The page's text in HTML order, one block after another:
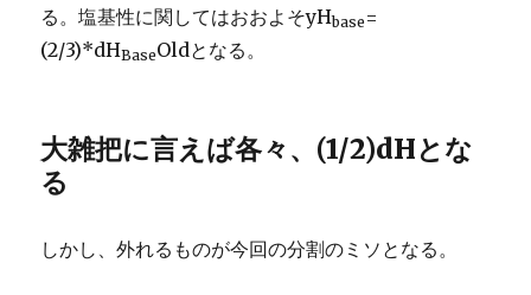
る。塩基性に関してはおおよそyHbase =
(2/3)*dHBaseOldとなる。
大雑把に言えば各々、(1/2)dHとな
る
しかし、外れるものが今回の分割のミソとなる。